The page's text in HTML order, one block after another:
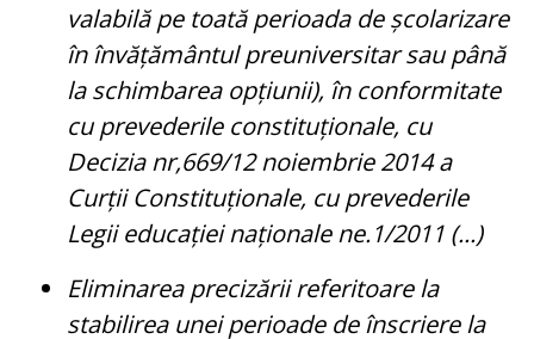
valabilă pe toată perioada de școlarizare
în învățământul preuniversitar sau până
la schimbarea opțiunii), în conformitate
cu prevederile constituționale, cu
Decizia nr,669/12 noiembrie 2014 a
Curții Constituționale, cu prevederile
Legii educației naționale ne.1/2011 (...)
Eliminarea precizării referitoare la
stabilirea unei perioade de înscriere la